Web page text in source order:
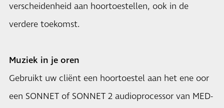
verscheidenheid aan hoortoestellen, ook in de
verdere toekomst.
Muziek in je oren
Gebruikt uw cliënt een hoortoestel aan het ene oor
een SONNET of SONNET 2 audioprocessor van MED-